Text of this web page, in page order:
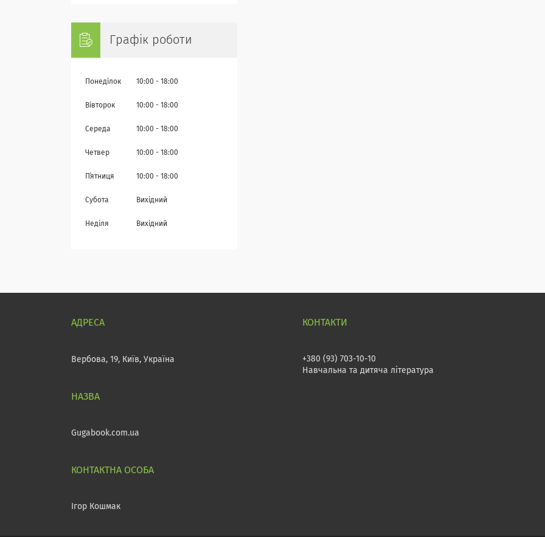
Графік роботи
Понеділок 10:00 18:00
Вівторок 10:00 18:00
Середа 10:00 18:00
Четвер 10:00 18:00
Пʼятниця 10:00 18:00
Субота Вихідний
Неділя Вихідний
Вербова, 19, Київ, Україна
Gugabook.com.ua
Ігор Кошмак
+380 (93) 703-10-10
Навчальна та дитяча література